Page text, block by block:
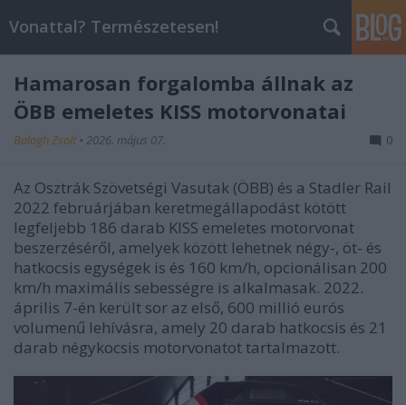
Vonattal? Természetesen!
Hamarosan forgalomba állnak az
ÖBB emeletes KISS motorvonatai
Balogh Zsolt • 2026. május 07. 0
Az Osztrák Szövetségi Vasutak (ÖBB) és a Stadler Rail
2022 februárjában keretmegállapodást kötött
legfeljebb 186 darab KISS emeletes motorvonat
beszerzéséről, amelyek között lehetnek négy-, öt- és
hatkocsis egységek is és 160 km/h, opcionálisan 200
km/h maximális sebességre is alkalmasak. 2022.
április 7-én került sor az első, 600 millió eurós
volumenű lehívásra, amely 20 darab hatkocsis és 21
darab négykocsis motorvonatot tartalmazott.